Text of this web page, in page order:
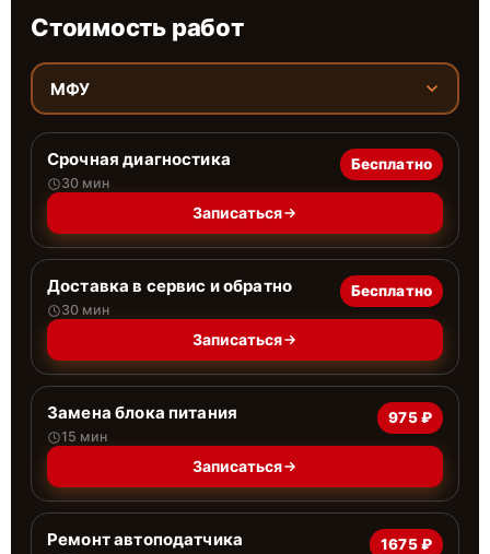
Стоимость работ
МФУ
Срочная диагностика
30 мин
Бесплатно
Записаться
Доставка в сервис и обратно
30 мин
Бесплатно
Записаться
Замена блока питания
15 мин
975 ₽
Записаться
Ремонт автоподатчика 1675 ₽